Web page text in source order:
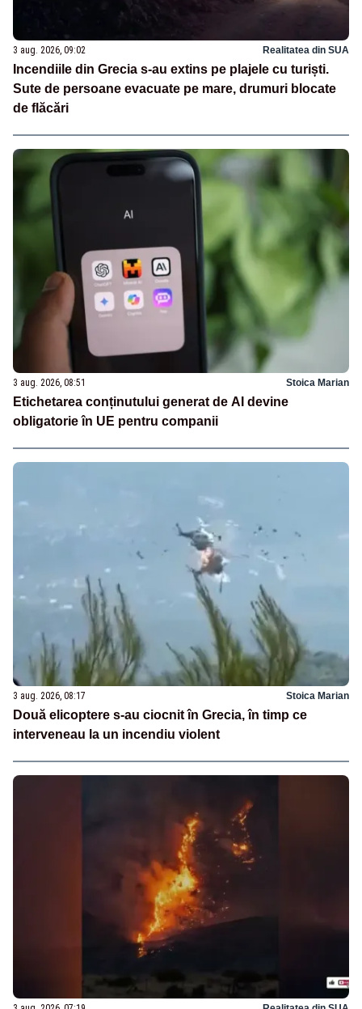
3 aug. 2026, 09:02 Realitatea din SUA
Incendiile din Grecia s-au extins pe plajele cu turiști.
Sute de persoane evacuate pe mare, drumuri blocate
de flăcări
3 aug. 2026, 08:51 Stoica Marian
Etichetarea conținutului generat de AI devine
obligatorie în UE pentru companii
3 aug. 2026, 08:17 Stoica Marian
Două elicoptere s-au ciocnit în Grecia, în timp ce
interveneau la un incendiu violent